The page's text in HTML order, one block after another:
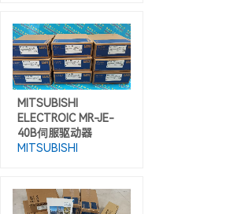
MITSUBISHI
ELECTROIC MR-JE-
40B伺服驱动器
MITSUBISHI